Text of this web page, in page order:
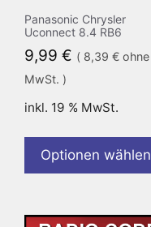
Panasonic Chrysler
Uconnect 8.4 RB6
9,99 € ( 8,39 € ohne
MwSt. )
inkl. 19 % MwSt.
Optionen wählen